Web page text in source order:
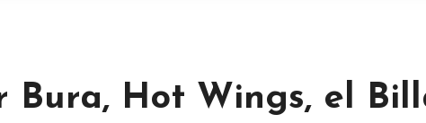
Bura, Hot Wings, el